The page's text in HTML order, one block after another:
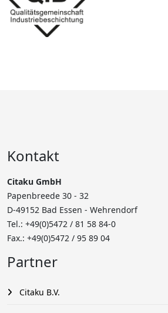
Kontakt
Citaku GmbH
Papenbreede 30 - 32
D-49152 Bad Essen - Wehrendorf
Tel.: +49(0)5472 / 81 58 84-0
Fax.: +49(0)5472 / 95 89 04
Partner
Citaku B.V.